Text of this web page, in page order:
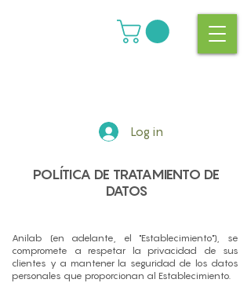
Log in
POLÍTICA DE TRATAMIENTO DE
DATOS
Anilab (en adelante, el "Establecimiento"), se
compromete a respetar la privacidad de sus
clientes y a mantener la seguridad de los datos
personales que proporcionan al Establecimiento.